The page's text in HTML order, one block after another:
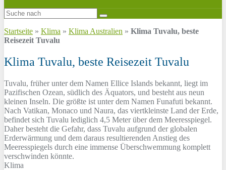
Startseite » Klima » Klima Australien » Klima Tuvalu, beste
Reisezeit Tuvalu
Klima Tuvalu, beste Reisezeit Tuvalu
Tuvalu, früher unter dem Namen Ellice Islands bekannt, liegt im
Pazifischen Ozean, südlich des Äquators, und besteht aus neun
kleinen Inseln. Die größte ist unter dem Namen Funafuti bekannt.
Nach Vatikan, Monaco und Naura, das viertkleinste Land der Erde,
befindet sich Tuvalu lediglich 4,5 Meter über dem Meeresspiegel.
Daher besteht die Gefahr, dass Tuvalu aufgrund der globalen
Erderwärmung und dem daraus resultierenden Anstieg des
Meeresspiegels durch eine immense Überschwemmung komplett
verschwinden könnte.
Klima